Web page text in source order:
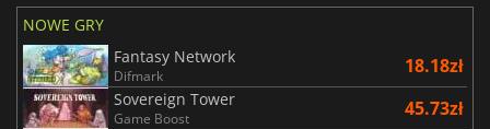
NOWE GRY
Fantasy Network
Difmark 18.18zł
Sovereign Tower
Game Boost 45.73zł